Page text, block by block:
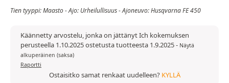
Tien tyyppi: Maasto - Ajo: Urheilullisuus - Ajoneuvo: Husqvarna FE 450
Käännetty arvostelu, jonka on jättänyt Ich kokemuksen
perusteella 1.10.2025 ostetusta tuotteesta 1.9.2025- Näytä
alkuperäinen (saksa)
Raportti
Ostaisitko samat renkaat uudelleen? KYLLÄ